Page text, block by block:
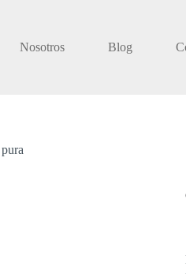
Nosotros Blog